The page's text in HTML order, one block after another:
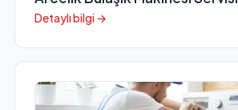
Detaylı bilgi →